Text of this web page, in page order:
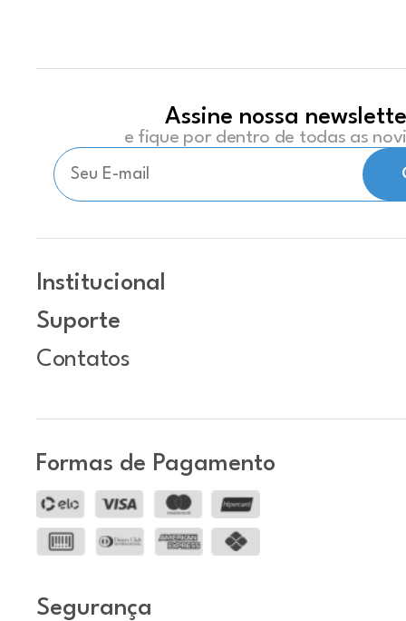
Assine nossa
e fique por dentro de todas as
Institucional
Suporte
Contatos
Formas de Pagamento
Segurança